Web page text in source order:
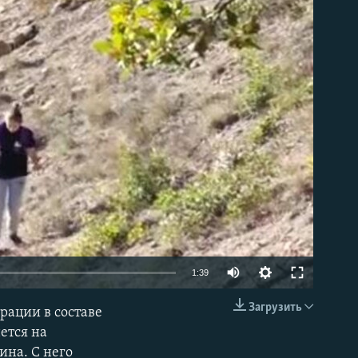
EMBED
1:39
Загрузить
в составе
на
С него